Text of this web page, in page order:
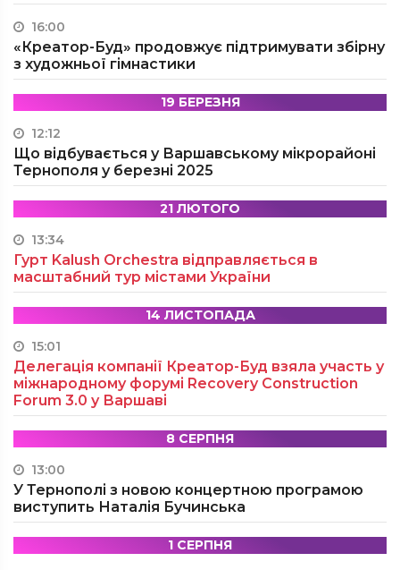
16:00
«Креатор-Буд» продовжує підтримувати збірну
з художньої гімнастики
19 БЕРЕЗНЯ
12:12
Що відбувається у Варшавському мікрорайоні
Тернополя у березні 2025
21 ЛЮТОГО
13:34
Гурт Kalush Orchestra відправляється в
масштабний тур містами України
14 ЛИСТОПАДА
15:01
Делегація компанії Креатор-Буд взяла участь у
міжнародному форумі Recovery Construction
Forum 3.0 у Варшаві
8 СЕРПНЯ
13:00
У Тернополі з новою концертною програмою
виступить Наталія Бучинська
1 СЕРПНЯ